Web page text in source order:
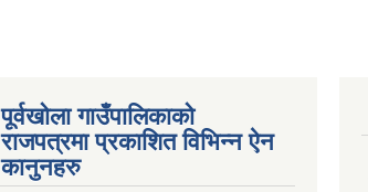
पूर्वखोला गाउँपालिकाको
राजपत्रमा प्रकाशित विभिन्न ऐन
कानुनहरु